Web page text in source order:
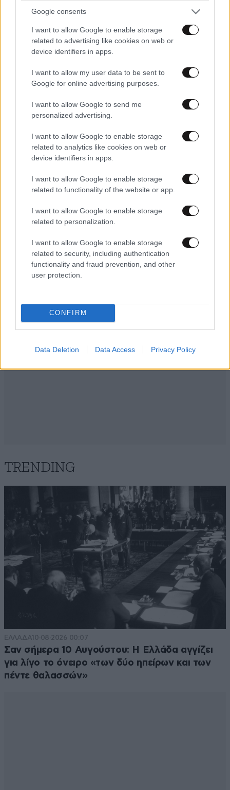
Google consents
I want to allow Google to enable storage
related to advertising like cookies on web or
device identifiers in apps.
I want to allow my user data to be sent to
Google for online advertising purposes.
I want to allow Google to send me
personalized advertising.
I want to allow Google to enable storage
related to analytics like cookies on web or
device identifiers in apps.
I want to allow Google to enable storage
related to functionality of the website or app.
I want to allow Google to enable storage
related to personalization.
I want to allow Google to enable storage
related to security, including authentication
functionality and fraud prevention, and other
user protection.
CONFIRM
Data Deletion Data Access Privacy Policy
μαλλιών σας
Cashmere Nails: Ένα διακριτικό, μίνιμαλ
Ακολουθήστε το NEWSBEASTστοGoogle News
και μάθετε πρώτοι όλες τις ειδήσεις
TRENDING
ΕΛΛΑΔΑ10·08·2026 00:07
Σαν σήμερα 10 Αυγούστου: Η Ελλάδα αγγίζει
για λίγο το όνειρο «των δύο ηπείρων και των
πέντε θαλασσών»